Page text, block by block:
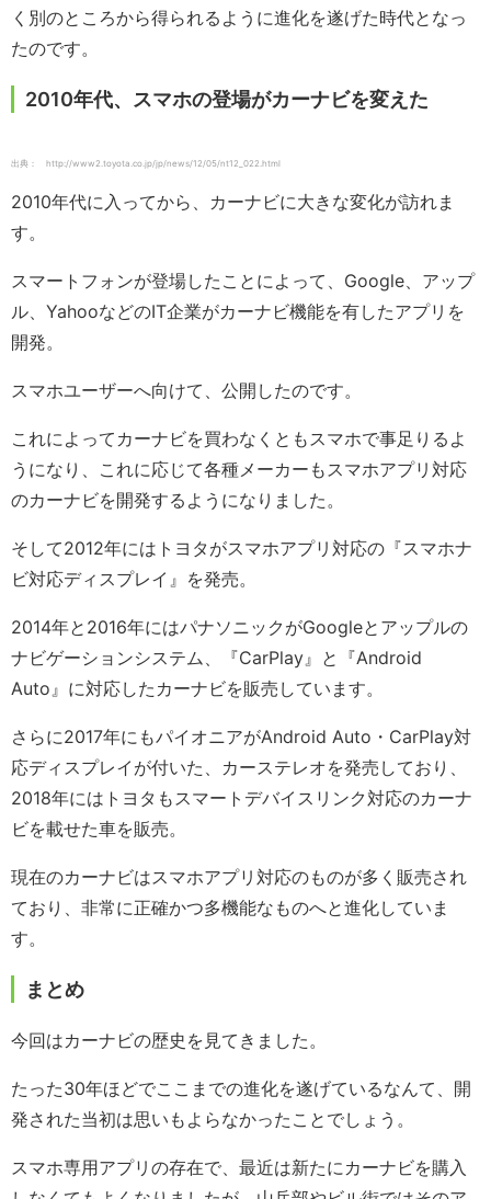
く別のところから得られるように進化を遂げた時代となっ
たのです。
2010年代、スマホの登場がカーナビを変えた
出典： http://www2.toyota.co.jp/jp/news/12/05/nt12_022.html
2010年代に入ってから、カーナビに大きな変化が訪れま
す。
スマートフォンが登場したことによって、Google、アップ
ル、YahooなどのIT企業がカーナビ機能を有したアプリを
開発。
スマホユーザーへ向けて、公開したのです。
これによってカーナビを買わなくともスマホで事足りるよ
うになり、これに応じて各種メーカーもスマホアプリ対応
のカーナビを開発するようになりました。
そして2012年にはトヨタがスマホアプリ対応の『スマホナ
ビ対応ディスプレイ』を発売。
2014年と2016年にはパナソニックがGoogleとアップルの
ナビゲーションシステム、『CarPlay』と『Android
Auto』に対応したカーナビを販売しています。
さらに2017年にもパイオニアがAndroid Auto・CarPlay対
応ディスプレイが付いた、カーステレオを発売しており、
2018年にはトヨタもスマートデバイスリンク対応のカーナ
ビを載せた車を販売。
現在のカーナビはスマホアプリ対応のものが多く販売され
ており、非常に正確かつ多機能なものへと進化していま
す。
まとめ
今回はカーナビの歴史を見てきました。
たった30年ほどでここまでの進化を遂げているなんて、開
発された当初は思いもよらなかったことでしょう。
スマホ専用アプリの存在で、最近は新たにカーナビを購入